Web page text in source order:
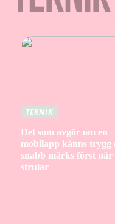
TEKNIK
Det som avgör om en
mobilapp känns trygg
snabb märks först när
strular